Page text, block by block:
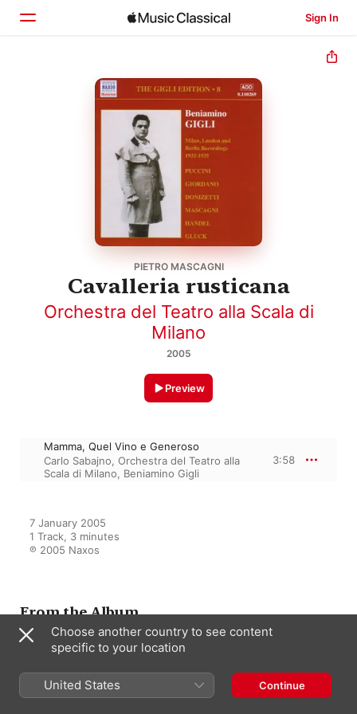
Sign In
PIETRO MASCAGNI
Cavalleria rusticana
Orchestra del Teatro alla Scala di
Milano
2005
Preview
Mamma, Quel Vino e Generoso
Carlo Sabajno, Orchestra del Teatro alla
Scala di Milano, Beniamino Gigli
3:58
7 January 2005
1 Track, 3 minutes
℗ 2005 Naxos
From the Album
Beniamino Gigli (1933-1935)
John Barbirolli Orchestra Iva Pacetti,
Choose another country to see content
specific to your location
United States Continue